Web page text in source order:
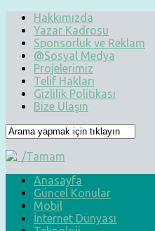
Hakkımızda
Yazar Kadrosu
Sponsorluk ve Reklam
@Sosyal Medya
Projelerimiz
Telif Hakları
Gizlilik Politikası
Bize Ulaşın
Anasayfa
Güncel Konular
Mobil
İnternet Dünyası